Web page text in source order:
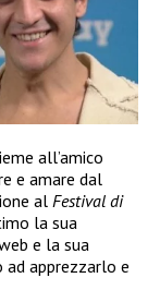
all’amico
e amare dal
al Festival di
la sua
e la sua
apprezzarlo e